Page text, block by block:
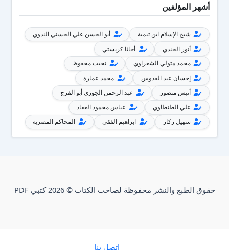
أشهر المؤلفين
شيخ الإسلام ابن تيمية
أبو الحسن علي الحسني الندوي
أنور الجندي
أجاثا كريستي
محمد متولي الشعراوي
نجيب محفوظ
إحسان عبد القدوس
محمد عمارة
أنيس منصور
عبد الرحمن الجوزي أبو الفرج
علي الطنطاوي
عباس محمود العقاد
سهيل زكار
ابراهيم الفقى المحاكم المصرية
حقوق الطبع والنشر محفوظة لصاحب الكتاب © 2026 كتبي PDF
إتصل بنا